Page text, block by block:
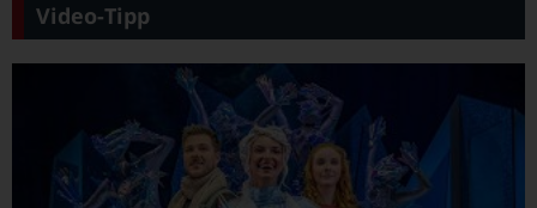
Video-Tipp